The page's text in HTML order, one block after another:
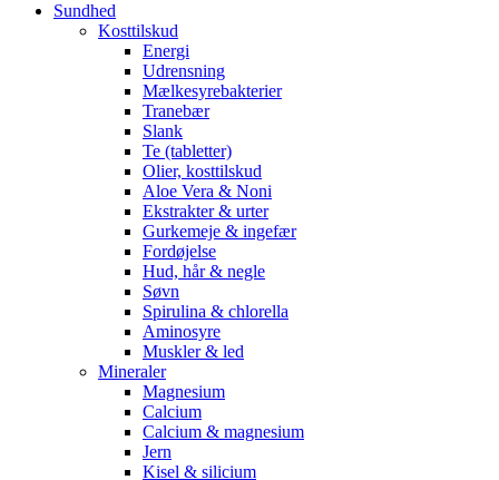
Sundhed
Kosttilskud
Energi
Udrensning
Mælkesyrebakterier
Tranebær
Slank
Te (tabletter)
Olier, kosttilskud
Aloe Vera & Noni
Ekstrakter & urter
Gurkemeje & ingefær
Fordøjelse
Hud, hår & negle
Søvn
Spirulina & chlorella
Aminosyre
Muskler & led
Mineraler
Magnesium
Calcium
Calcium & magnesium
Jern
Kisel & silicium